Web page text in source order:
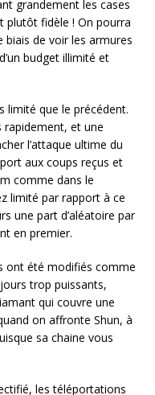
grandement les cases
plutôt fidèle ! On pourra
biais de voir les armures
budget illimité et
limité que le précédent.
rapidement, et une
l’attaque ultime du
aux coups reçus et
comme dans le
limité par rapport à ce
une part d’aléatoire par
en premier.
ont été modifiés comme
trop puissants,
qui couvre une
on affronte Shun, à
sa chaine vous
les téléportations